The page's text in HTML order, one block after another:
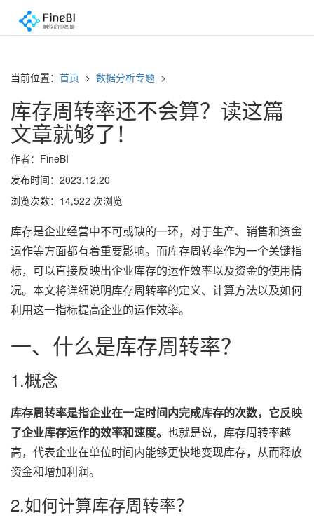
当前位置： 首页 > 数据分析专题 >
库存周转率还不会算？读这篇
文章就够了！
作者：FineBI
发布时间：2023.12.20
浏览次数：14,522 次浏览
库存是企业经营中不可或缺的一环，对于生产、销售和资金
运作等方面都有着重要影响。而库存周转率作为一个关键指
标，可以直接反映出企业库存的运作效率以及资金的使用情
况。本文将详细说明库存周转率的定义、计算方法以及如何
利用这一指标提高企业的运作效率。
一、什么是库存周转率？
1.概念
库存周转率是指企业在一定时间内完成库存的次数，它反映
了企业库存运作的效率和速度。 也就是说，库存周转率越
高，代表企业在单位时间内能够更快地变现库存，从而释放
资金和增加利润。
2.如何计算库存周转率？